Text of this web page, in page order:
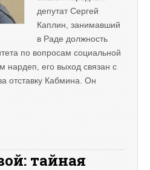
депутат Сергей
Каплин, занимавший
в Раде должность
по вопросам социальной
нардеп, его выход связан с
отставку Кабмина. Он
тайная